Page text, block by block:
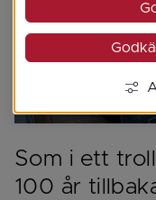
Som i ett
100 år